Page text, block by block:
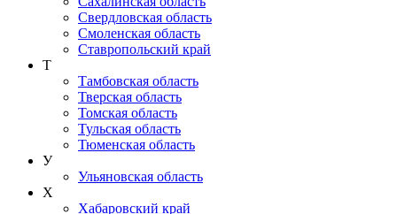
Свердловская область
Смоленская область
Ставропольский край
Т
Тамбовская область
Тверская область
Томская область
Тульская область
Тюменская область
У
Ульяновская область
Х
Хабаровский край